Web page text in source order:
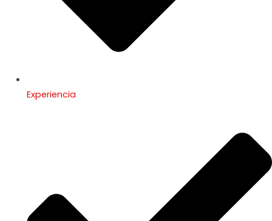
Experiencia